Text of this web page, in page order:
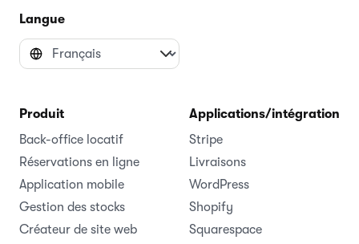
Langue
Produit
Back-office locatif
Réservations en ligne
Application mobile
Gestion des stocks
Créateur de site web
Applications/intégrations
Stripe
Livraisons
WordPress
Shopify
Squarespace